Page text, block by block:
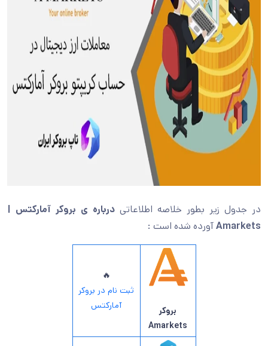
در جدول زیر بطور خلاصه اطلاعاتی درباره ی بروکر آمارکتس |
Amarketsآورده شده است :
بروکر
Amarkets
🔥
ثبت نام در بروکر
آمارکتس